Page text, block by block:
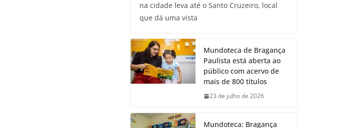
na cidade leva até o Santo Cruzeiro, local
que dá uma vista
Mundoteca de Bragança
Paulista está aberta ao
público com acervo de
mais de 800 títulos
23 de julho de 2026
Mundoteca: Bragança